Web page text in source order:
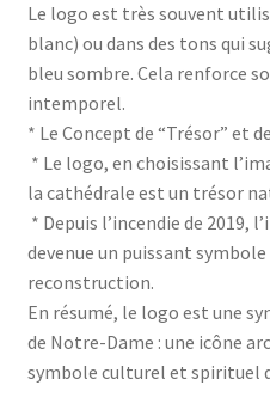
Le logo est très souvent
blanc) ou dans des tons qui
bleu sombre. Cela renforce
intemporel.
* Le Concept de “Trésor” et
* Le logo, en choisissant
la cathédrale est un trésor
* Depuis l’incendie de 2019,
devenue un puissant
reconstruction.
En résumé, le logo est une
de Notre-Dame : une icône
symbole culturel et spirituel